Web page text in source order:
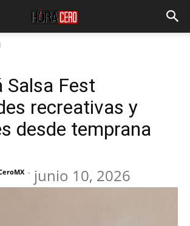
Salsa Fest
recreativas y
desde temprana
- junio 10, 2026